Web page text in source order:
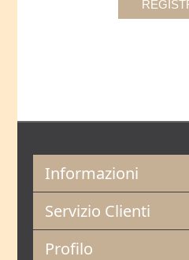
Informazioni
Servizio Clienti
Profilo